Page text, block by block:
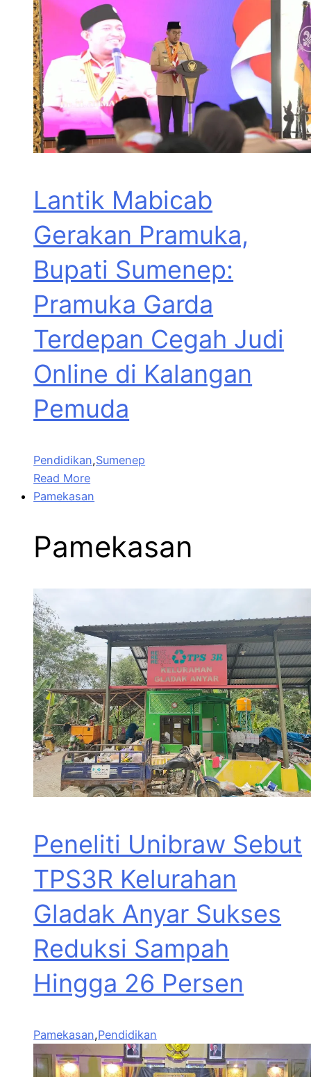
Lantik Mabicab
Gerakan Pramuka,
Bupati Sumenep:
Pramuka Garda
Terdepan Cegah Judi
Online di Kalangan
Pemuda
Pendidikan,Sumenep
Read More
Pamekasan
Pamekasan
Peneliti Unibraw Sebut
TPS3R Kelurahan
Gladak Anyar Sukses
Reduksi Sampah
Hingga 26 Persen
Pamekasan,Pendidikan